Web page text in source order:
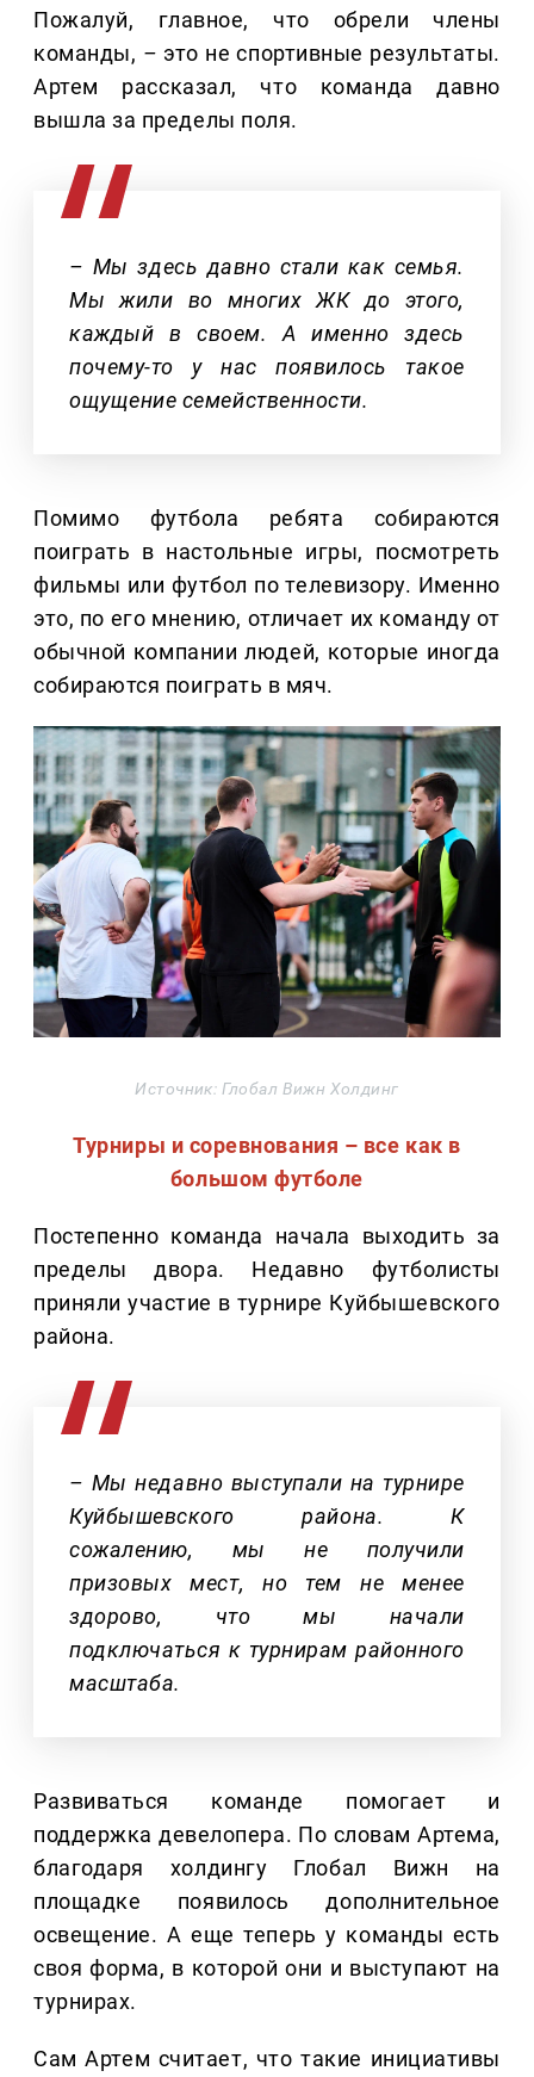
Пожалуй, главное, что обрели члены
команды, – это не спортивные результаты.
Артем рассказал, что команда давно
вышла за пределы поля.
– Мы здесь давно стали как семья.
Мы жили во многих ЖК до этого,
каждый в своем. А именно здесь
почему-то у нас появилось такое
ощущение семейственности.
Помимо футбола ребята собираются
поиграть в настольные игры, посмотреть
фильмы или футбол по телевизору. Именно
это, по его мнению, отличает их команду от
обычной компании людей, которые иногда
собираются поиграть в мяч.
Источник: Глобал Вижн Холдинг
Турниры и соревнования – все как в
большом футболе
Постепенно команда начала выходить за
пределы двора. Недавно футболисты
приняли участие в турнире Куйбышевского
района.
– Мы недавно выступали на турнире
Куйбышевского района. К
сожалению, мы не получили
призовых мест, но тем не менее
здорово, что мы начали
подключаться к турнирам районного
масштаба.
Развиваться команде помогает и
поддержка девелопера. По словам Артема,
благодаря холдингу Глобал Вижн на
площадке появилось дополнительное
освещение. А еще теперь у команды есть
своя форма, в которой они и выступают на
турнирах.
Сам Артем считает, что такие инициативы